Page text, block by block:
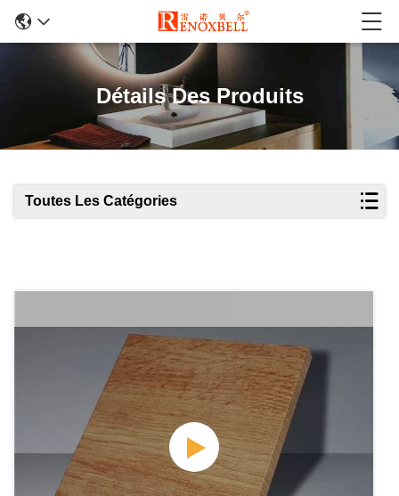
Détails Des Produits
Toutes Les Catégories